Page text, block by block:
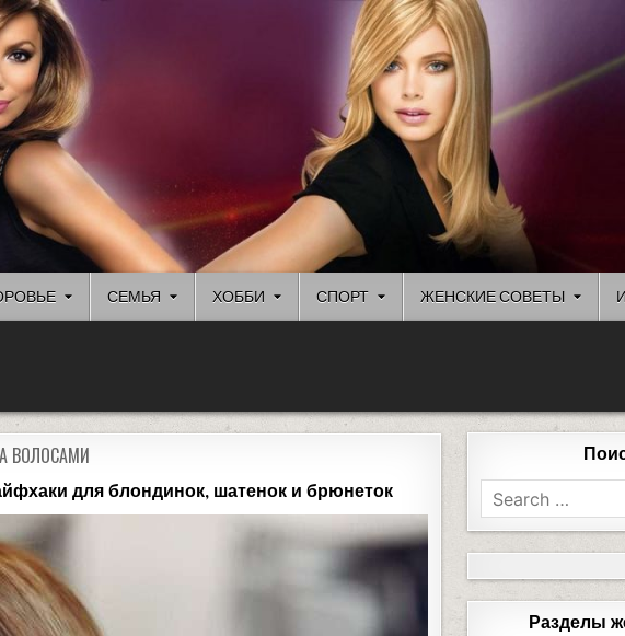
СЕМЬЯ ХОББИ СПОРТ ЖЕНСКИЕ СОВЕТЫ
ВОЛОСАМИ
для блондинок, шатенок и брюнеток
Разделы